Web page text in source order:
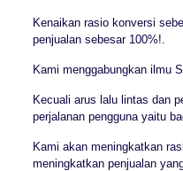
Kenaikan rasio konversi
penjualan sebesar 100%!.
Kami menggabungkan ilmu
Kecuali arus lalu lintas dan
perjalanan pengguna yaitu
Kami akan meningkatkan
meningkatkan penjualan